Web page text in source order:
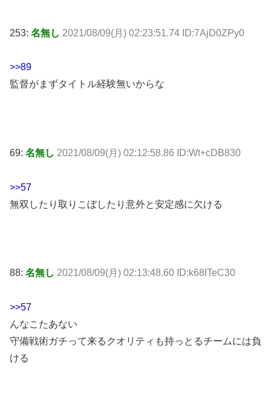
253: 名無し 2021/08/09(月) 02:23:51.74 ID:7AjD0ZPy0
>>89
監督がまずタイトル経験無いからな
69: 名無し 2021/08/09(月) 02:12:58.86 ID:Wt+cDB830
>>57
無双したり取りこぼしたり意外と安定感に欠ける
88: 名無し 2021/08/09(月) 02:13:48.60 ID:k68ITeC30
>>57
んなこたあない
守備戦術ガチって来るクオリティも持っとるチームには負
ける